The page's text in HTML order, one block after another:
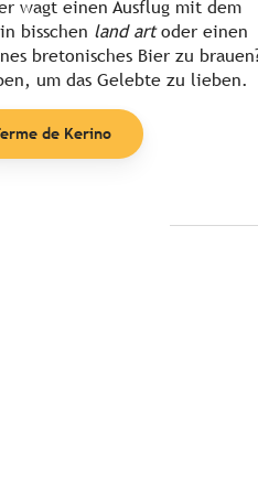
wagt einen Ausflug mit dem
bisschen land artoder einen
bretonisches Bier zu
um das Gelebte zu lieben.
de Kerino